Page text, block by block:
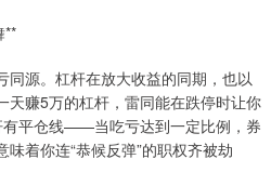
**
同源。杠杆在放大收益的同期，也以
天赚5万的杠杆，雷同能在跌停时让你
有平仓线——当吃亏达到一定比例，券
着你连“恭候反弹”的职权齐被劫